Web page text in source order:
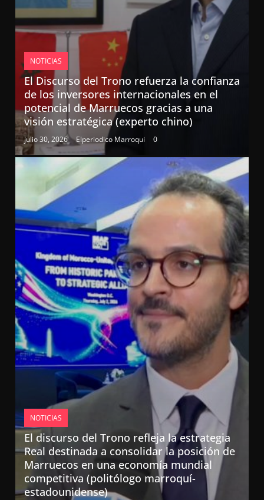
NOTICIAS
El Discurso del Trono refuerza la confianza
de los inversores internacionales en el
potencial de Marruecos gracias a una
visión estratégica (experto chino)
julio 30, 2026 Elperiodico Marroqui 0
NOTICIAS
El discurso del Trono refleja la estrategia
Real destinada a consolidar la posición de
Marruecos en una economía mundial
competitiva (politólogo marroquí-
estadounidense)